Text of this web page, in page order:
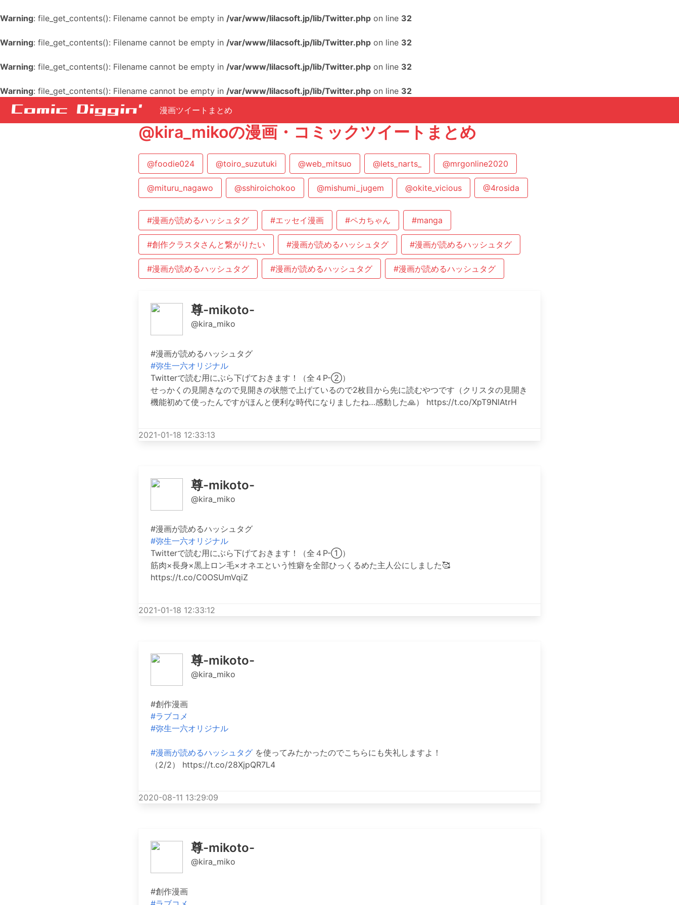
Warning: file_get_contents(): Filename cannot be empty in /var/www/lilacsoft.jp/lib/Twitter.php on line 32
Warning: file_get_contents(): Filename cannot be empty in /var/www/lilacsoft.jp/lib/Twitter.php on line 32
Warning: file_get_contents(): Filename cannot be empty in /var/www/lilacsoft.jp/lib/Twitter.php on line 32
Warning: file_get_contents(): Filename cannot be empty in /var/www/lilacsoft.jp/lib/Twitter.php on line 32
漫画ツイートまとめ
@kira_mikoの漫画・コミックツイートまとめ
@foodie024 @toiro_suzutuki @web_mitsuo @lets_narts_ @mrgonline2020
@mituru_nagawo @sshiroichokoo @mishumi_jugem @okite_vicious @4rosida
#漫画が読めるハッシュタグ #エッセイ漫画 #ペカちゃん #manga
#創作クラスタさんと繋がりたい #漫画が読めるハッシュタグ #漫画が読めるハッシュタグ
#漫画が読めるハッシュタグ #漫画が読めるハッシュタグ #漫画が読めるハッシュタグ
尊-mikoto-
@kira_miko
#漫画が読めるハッシュタグ
#弥生一六オリジナル
Twitterで読む用にぶら下げておきます！（全４P-②）
せっかくの見開きなので見開きの状態で上げているので2枚目から先に読むやつです（クリスタの見開き
機能初めて使ったんですがほんと便利な時代になりましたね…感動した🙏） https://t.co/XpT9NlAtrH
2021-01-18 12:33:13
尊-mikoto-
@kira_miko
#漫画が読めるハッシュタグ
#弥生一六オリジナル
Twitterで読む用にぶら下げておきます！（全４P-①）
筋肉×長身×黒上ロン毛×オネエという性癖を全部ひっくるめた主人公にしました🥰
https://t.co/C0OSUmVqiZ
2021-01-18 12:33:12
尊-mikoto-
@kira_miko
#創作漫画
#ラブコメ
#弥生一六オリジナル
#漫画が読めるハッシュタグを使ってみたかったのでこちらにも失礼しますよ！
（2/2） https://t.co/28XjpQR7L4
2020-08-11 13:29:09
尊-mikoto-
@kira_miko
#創作漫画